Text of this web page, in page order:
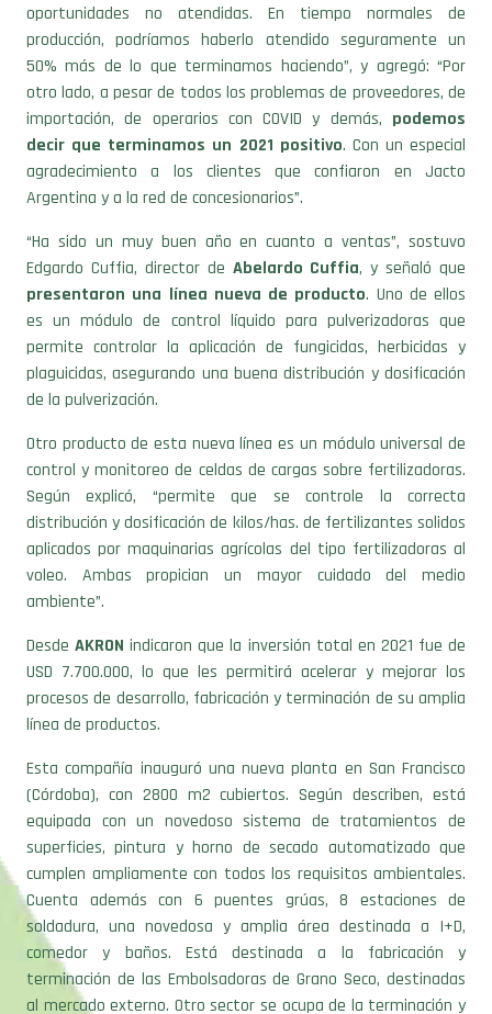
oportunidades no atendidas. En tiempo normales de
producción, podríamos haberlo atendido seguramente un
50% más de lo que terminamos haciendo”, y agregó: “Por
otro lado, a pesar de todos los problemas de proveedores, de
importación, de operarios con COVID y demás, podemos
decir que terminamos un 2021 positivo. Con un especial
agradecimiento a los clientes que confiaron en Jacto
Argentina y a la red de concesionarios”.
“Ha sido un muy buen año en cuanto a ventas”, sostuvo
Edgardo Cuffia, director de Abelardo Cuffia, y señaló que
presentaron una línea nueva de producto. Uno de ellos
es un módulo de control líquido para pulverizadoras que
permite controlar la aplicación de fungicidas, herbicidas y
plaguicidas, asegurando una buena distribución y dosificación
de la pulverización.
Otro producto de esta nueva línea es un módulo universal de
control y monitoreo de celdas de cargas sobre fertilizadoras.
Según explicó, “permite que se controle la correcta
distribución y dosificación de kilos/has. de fertilizantes solidos
aplicados por maquinarias agrícolas del tipo fertilizadoras al
voleo. Ambas propician un mayor cuidado del medio
ambiente”.
DesdeAKRON indicaron que la inversión total en 2021 fue de
USD 7.700.000, lo que les permitirá acelerar y mejorar los
procesos de desarrollo, fabricación y terminación de su amplia
línea de productos.
Esta compañía inauguró una nueva planta en San Francisco
(Córdoba), con 2800 m2 cubiertos. Según describen, está
equipada con un novedoso sistema de tratamientos de
superficies, pintura y horno de secado automatizado que
cumplen ampliamente con todos los requisitos ambientales.
Cuenta además con 6 puentes grúas, 8 estaciones de
soldadura, una novedosa y amplia área destinada a I+D,
comedor y baños. Está destinada a la fabricación y
terminación de las Embolsadoras de Grano Seco, destinadas
al mercado externo. Otro sector se ocupa de la terminación y